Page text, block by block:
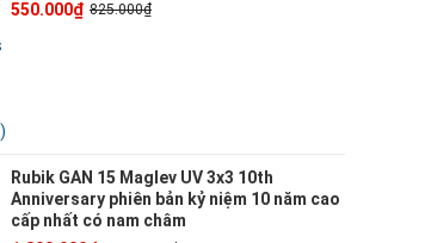
550.000₫ 825.000₫
Rubik GAN 15 Maglev UV 3x3 10th
Anniversary phiên bản kỷ niệm 10 năm cao
cấp nhất có nam châm